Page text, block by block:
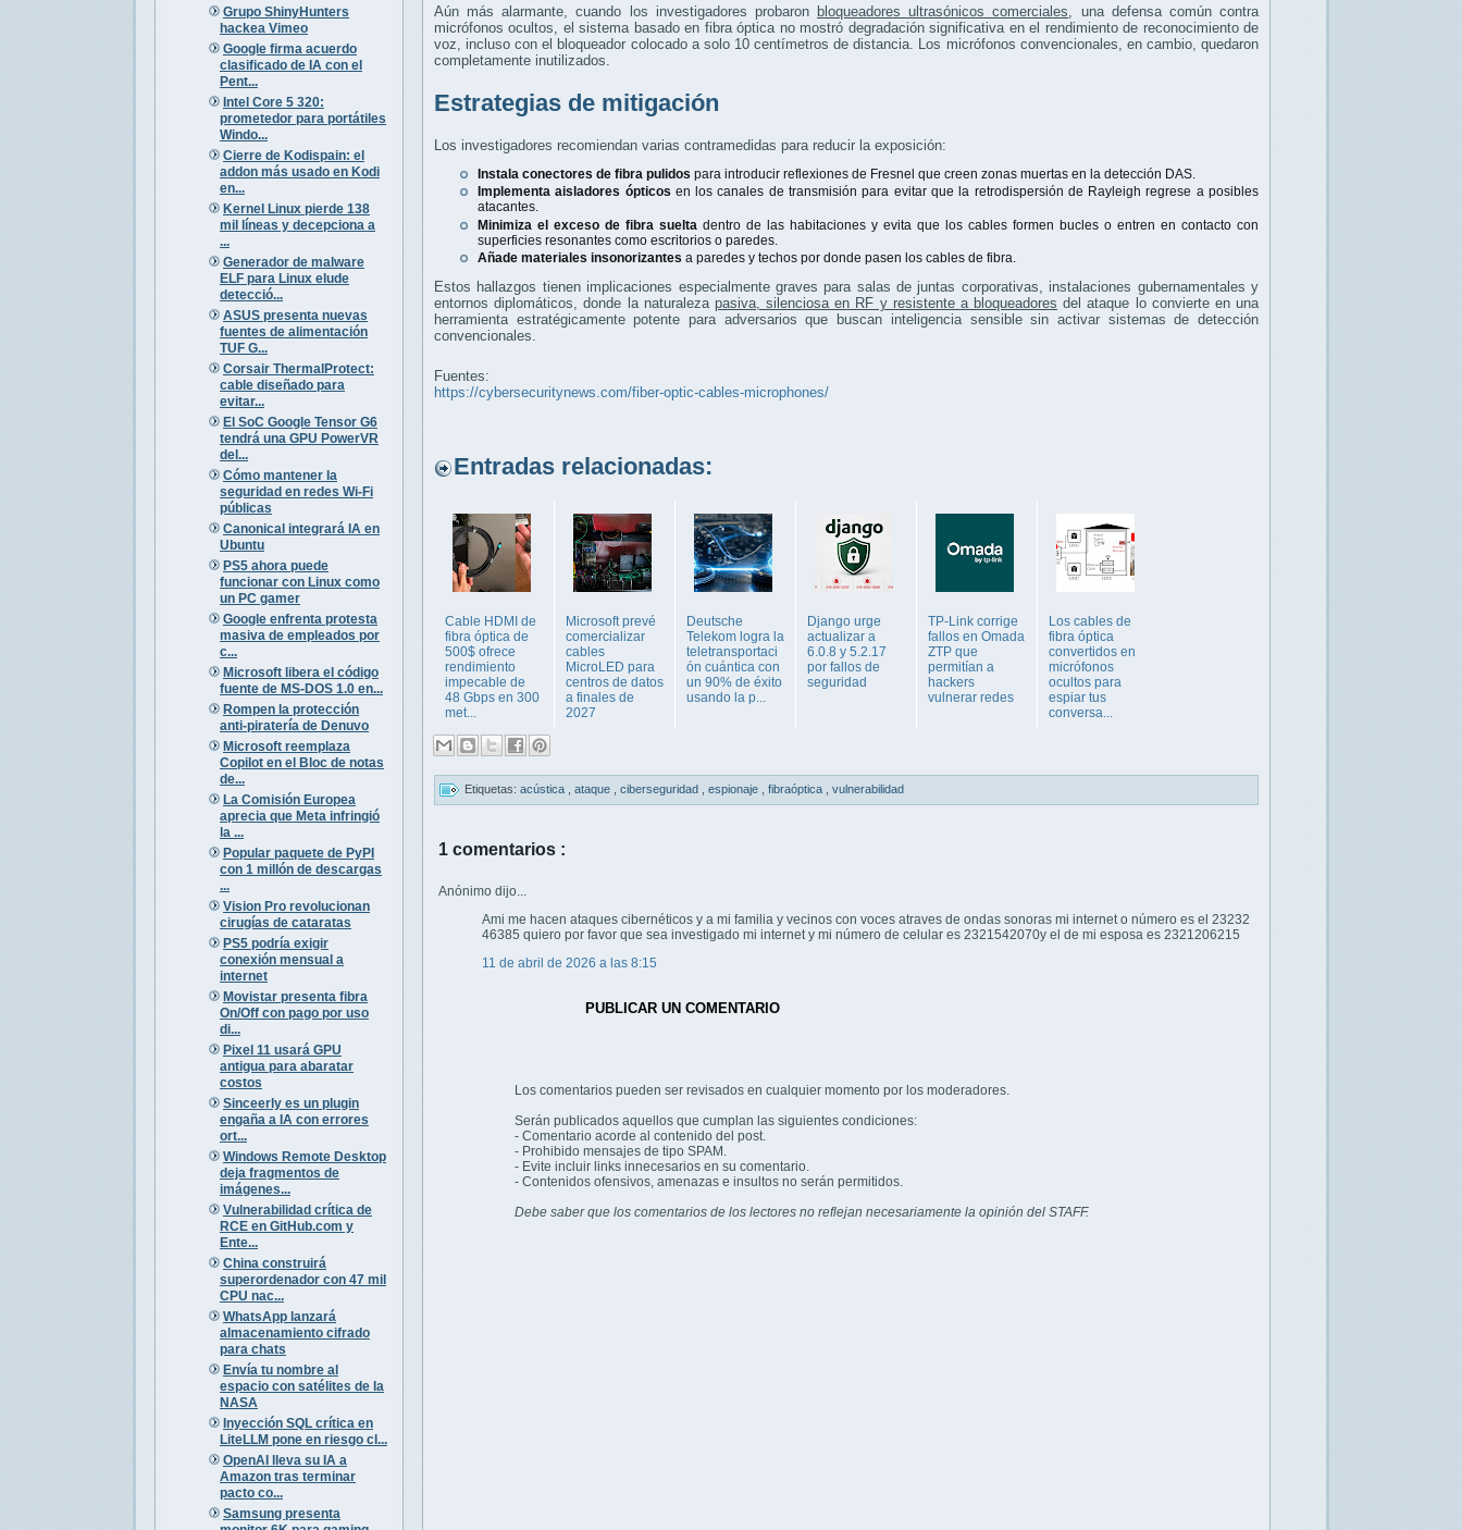
Grupo ShinyHunters
hackea Vimeo
Google firma acuerdo
clasificado de IA con el
Pent...
Intel Core 5 320:
prometedor para portátiles
Windo...
Cierre de Kodispain: el
addon más usado en Kodi
en...
Kernel Linux pierde 138
mil líneas y decepciona a
...
Generador de malware
ELF para Linux elude
detecció...
ASUS presenta nuevas
fuentes de alimentación
TUF G...
Corsair ThermalProtect:
cable diseñado para
evitar...
El SoC Google Tensor G6
tendrá una GPU PowerVR
del...
Cómo mantener la
seguridad en redes Wi-Fi
públicas
Canonical integrará IA en
Ubuntu
PS5 ahora puede
funcionar con Linux como
un PC gamer
Google enfrenta protesta
masiva de empleados por
c...
Microsoft libera el código
fuente de MS-DOS 1.0 en...
Rompen la protección
anti-piratería de Denuvo
Microsoft reemplaza
Copilot en el Bloc de notas
de...
La Comisión Europea
aprecia que Meta infringió
la ...
Popular paquete de PyPI
con 1 millón de descargas
...
Vision Pro revolucionan
cirugías de cataratas
PS5 podría exigir
conexión mensual a
internet
Movistar presenta fibra
On/Off con pago por uso
di...
Pixel 11 usará GPU
antigua para abaratar
costos
Sinceerly es un plugin
engaña a IA con errores
ort...
Windows Remote Desktop
deja fragmentos de
imágenes...
Vulnerabilidad crítica de
RCE en GitHub.com y
Ente...
China construirá
superordenador con 47 mil
CPU nac...
WhatsApp lanzará
almacenamiento cifrado
para chats
Envía tu nombre al
espacio con satélites de la
NASA
Inyección SQL crítica en
LiteLLM pone en riesgo cl...
OpenAI lleva su IA a
Amazon tras terminar
pacto co...
Samsung presenta
Aún más alarmante, cuando los investigadores probaron bloqueadores ultrasónicos comerciales, una defensa común contra
micrófonos ocultos, el sistema basado en fibra óptica no mostró degradación significativa en el rendimiento de reconocimiento de
voz, incluso con el bloqueador colocado a solo 10 centímetros de distancia. Los micrófonos convencionales, en cambio, quedaron
completamente inutilizados.
Estrategias de mitigación
Los investigadores recomiendan varias contramedidas para reducir la exposición:
Instala conectores de fibra pulidos para introducir reflexiones de Fresnel que creen zonas muertas en la detección DAS.
Implementa aisladores ópticos en los canales de transmisión para evitar que la retrodispersión de Rayleigh regrese a posibles
atacantes.
Minimiza el exceso de fibra suelta dentro de las habitaciones y evita que los cables formen bucles o entren en contacto con
superficies resonantes como escritorios o paredes.
Añade materiales insonorizantes a paredes y techos por donde pasen los cables de fibra.
Estos hallazgos tienen implicaciones especialmente graves para salas de juntas corporativas, instalaciones gubernamentales y
entornos diplomáticos, donde la naturaleza pasiva, silenciosa en RF y resistente a bloqueadores del ataque lo convierte en una
herramienta estratégicamente potente para adversarios que buscan inteligencia sensible sin activar sistemas de detección
convencionales.
Fuentes:
https://cybersecuritynews.com/fiber-optic-cables-microphones/
Entradas relacionadas:
Cable HDMI de
fibra óptica de
500$ ofrece
rendimiento
impecable de
48 Gbps en 300
met...
Microsoft prevé
comercializar
cables
MicroLED para
centros de datos
a finales de
2027
Deutsche
Telekom logra la
teletransportaci
ón cuántica con
un 90% de éxito
usando la p...
Django urge
actualizar a
6.0.8 y 5.2.17
por fallos de
seguridad
TP-Link corrige
fallos en Omada
ZTP que
permitían a
hackers
vulnerar redes
Los cables de
fibra óptica
convertidos en
micrófonos
ocultos para
espiar tus
conversa...
Etiquetas: acústica ataque ciberseguridad espionaje fibraóptica vulnerabilidad
1 comentarios :
Anónimo dijo...
Ami me hacen ataques cibernéticos y a mi familia y vecinos con voces atraves de ondas sonoras mi internet o número es el 23232
46385 quiero por favor que sea investigado mi internet y mi número de celular es 2321542070y el de mi esposa es 2321206215
11 de abril de 2026 a las 8:15
PUBLICAR UN COMENTARIO
Los comentarios pueden ser revisados en cualquier momento por los moderadores.
Serán publicados aquellos que cumplan las siguientes condiciones:
- Comentario acorde al contenido del post.
- Prohibido mensajes de tipo SPAM.
- Evite incluir links innecesarios en su comentario.
- Contenidos ofensivos, amenazas e insultos no serán permitidos.
Debe saber que los comentarios de los lectores no reflejan necesariamente la opinión del STAFF.